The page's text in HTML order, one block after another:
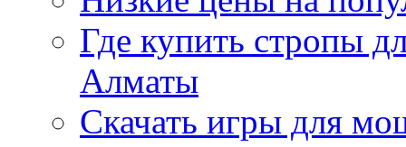
Где купить стропы
Алматы
Скачать игры для